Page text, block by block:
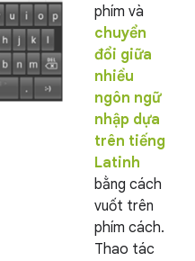
phím và
chuyển
đổi giữa
nhiều
ngôn ngữ
nhập dựa
trên tiếng
Latinh
bằng cách
vuốt trên
phím cách.
Thao tác